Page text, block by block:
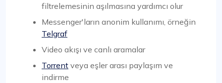
filtrelemesinin aşılmasına yardımcı olur
Messenger'ların anonim kullanımı, örneğin
Telgraf
Video akışı ve canlı aramalar
Torrent veya eşler arası paylaşım ve
indirme